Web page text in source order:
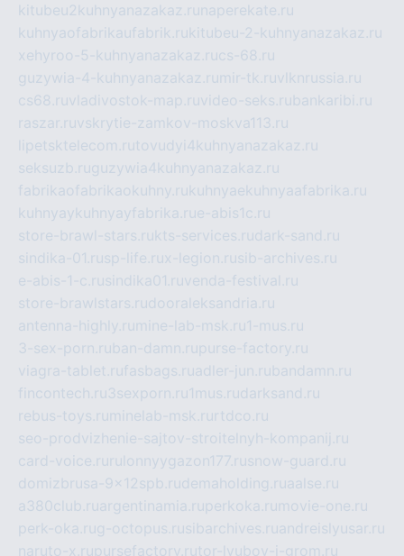
kitubeu2kuhnyanazakaz.ru naperekate.ru
kuhnyaofabrikaufabrik.rukitubeu-2-kuhnyanazakaz.ru
xehyroo-5-kuhnyanazakaz.rucs-68.ru
guzywia-4-kuhnyanazakaz.ru mir-tk.ruvlknrussia.ru
cs68.ruvladivostok-map.ruvideo-seks.rubankaribi.ru
raszar.ruvskrytie-zamkov-moskva113.ru
lipetsktelecom.rutovudyi4kuhnyanazakaz.ru
seksuzb.ruguzywia4kuhnyanazakaz.ru
fabrikaofabrikaokuhny.rukuhnyaekuhnyaafabrika.ru
kuhnyaykuhnyayfabrika.rue-abis1c.ru
store-brawl-stars.rukts-services.rudark-sand.ru
sindika-01.rusp-life.rux-legion.rusib-archives.ru
e-abis-1-c.rusindika01.ruvenda-festival.ru
store-brawlstars.rudooraleksandria.ru
antenna-highly.ru mine-lab-msk.ru1-mus.ru
3-sex-porn.ruban-damn.rupurse-factory.ru
viagra-tablet.rufasbags.ruadler-jun.rubandamn.ru
fincontech.ru3sexporn.ru1mus.rudarksand.ru
rebus-toys.ru minelab-msk.ru rtdco.ru
seo-prodvizhenie-sajtov-stroitelnyh-kompanij.ru
card-voice.ru rulonnyygazon177.rusnow-guard.ru
domizbrusa-9x12spb.rudemaholding.ruaalse.ru
a380club.ruargentinamia.ruperkoka.ru movie-one.ru
perk-oka.rug-octopus.rusibarchives.ruandreislyusar.ru
naruto-x.rupursefactory.rutor-lyubov-i-grom.ru